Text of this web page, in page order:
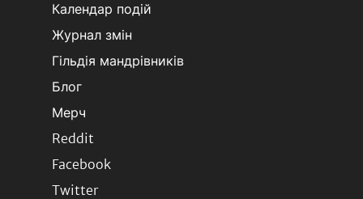
Календар подій
Журнал змін
Гільдія мандрівників
Блог
Мерч
Reddit
Facebook
Twitter